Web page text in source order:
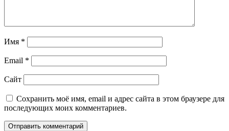
Имя *
Email *
Сайт
Сохранить моё имя, email и адрес сайта в этом браузере для
последующих моих комментариев.